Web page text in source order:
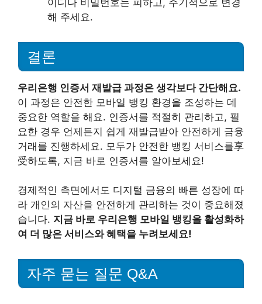
이디나 비밀번호는 피하고, 주기적으로 변경
해 주세요.
결론
우리은행 인증서 재발급 과정은 생각보다 간단해요.
이 과정은 안전한 모바일 뱅킹 환경을 조성하는 데
중요한 역할을 해요. 인증서를 적절히 관리하고, 필
요한 경우 언제든지 쉽게 재발급받아 안전하게 금융
거래를 진행하세요. 모두가 안전한 뱅킹 서비스를享
受하도록, 지금 바로 인증서를 알아보세요!
경제적인 측면에서도 디지털 금융의 빠른 성장에 따
라 개인의 자산을 안전하게 관리하는 것이 중요해졌
습니다. 지금 바로 우리은행 모바일 뱅킹을 활성화하
여 더 많은 서비스와 혜택을 누려보세요!
자주 묻는 질문 Q&A